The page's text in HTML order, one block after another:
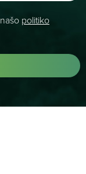
politiko